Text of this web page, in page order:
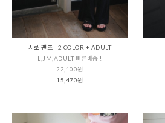
시로 팬츠 - 2 COLOR + ADULT
L,JM,ADULT 빠른배송 !
22,100원
15,470원